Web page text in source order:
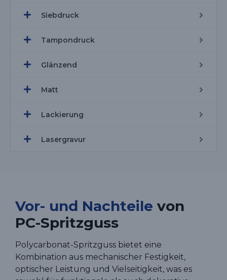
Siebdruck
Tampondruck
Glänzend
Matt
Lackierung
Lasergravur
Vor- und Nachteile von
PC-Spritzguss
Polycarbonat-Spritzguss bietet eine
Kombination aus mechanischer Festigkeit,
optischer Leistung und Vielseitigkeit, was es